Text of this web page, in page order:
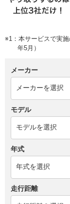
※1：本サービスで実
年5月）
メーカー
モデル
年式
走行距離